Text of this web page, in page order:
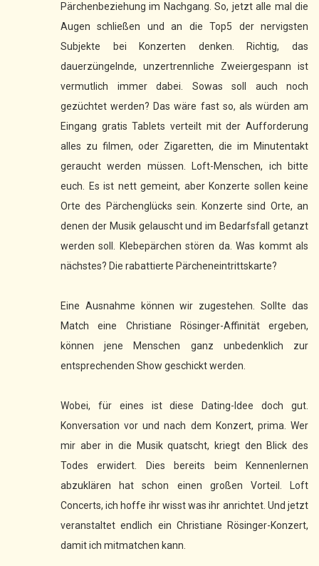
Pärchenbeziehung im Nachgang. So, jetzt alle mal die
Augen schließen und an die Top5 der nervigsten
Subjekte bei Konzerten denken. Richtig, das
dauerzüngelnde, unzertrennliche Zweiergespann ist
vermutlich immer dabei. Sowas soll auch noch
gezüchtet werden? Das wäre fast so, als würden am
Eingang gratis Tablets verteilt mit der Aufforderung
alles zu filmen, oder Zigaretten, die im Minutentakt
geraucht werden müssen. Loft-Menschen, ich bitte
euch. Es ist nett gemeint, aber Konzerte sollen keine
Orte des Pärchenglücks sein. Konzerte sind Orte, an
denen der Musik gelauscht und im Bedarfsfall getanzt
werden soll. Klebepärchen stören da. Was kommt als
nächstes? Die rabattierte Pärcheneintrittskarte?
Eine Ausnahme können wir zugestehen. Sollte das
Match eine Christiane Rösinger-Affinität ergeben,
können jene Menschen ganz unbedenklich zur
entsprechenden Show geschickt werden.
Wobei, für eines ist diese Dating-Idee doch gut.
Konversation vor und nach dem Konzert, prima. Wer
mir aber in die Musik quatscht, kriegt den Blick des
Todes erwidert. Dies bereits beim Kennenlernen
abzuklären hat schon einen großen Vorteil. Loft
Concerts, ich hoffe ihr wisst was ihr anrichtet. Und jetzt
veranstaltet endlich ein Christiane Rösinger-Konzert,
damit ich mitmatchen kann.